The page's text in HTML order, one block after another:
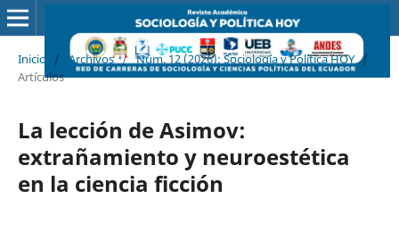
Inicio / Archivos / Núm. 12 (2026): Sociología y Política HOY /
Artículos
La lección de Asimov:
extrañamiento y neuroestética
en la ciencia ficción